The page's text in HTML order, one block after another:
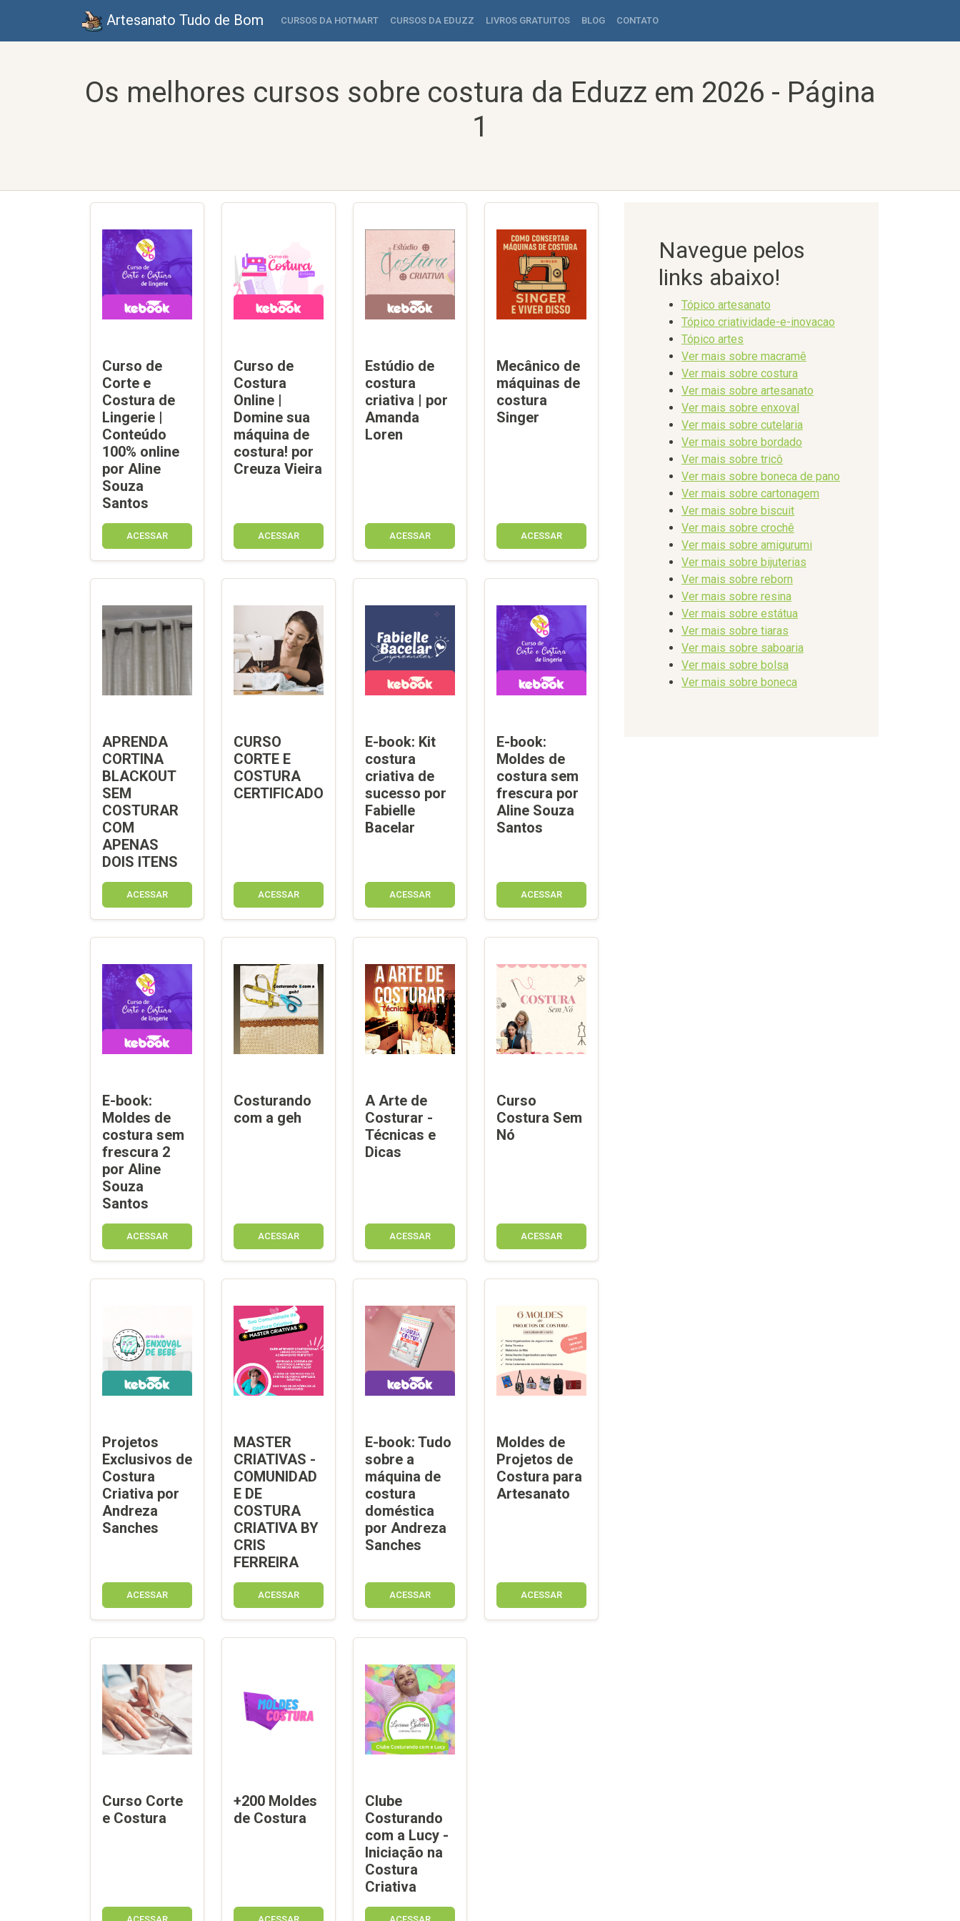
Artesanato Tudo de Bom CURSOS DA HOTMART CURSOS DA EDUZZ LIVROS GRATUITOS BLOG CONTATO
Os melhores cursos sobre costura da Eduzz em 2026 - Página
1
Curso de
Corte e
Costura de
Lingerie |
Conteúdo
100% online
por Aline
Souza
Santos
ACESSAR
Curso de
Costura
Online |
Domine sua
máquina de
costura! por
Creuza Vieira
ACESSAR
Estúdio de
costura
criativa | por
Amanda
Loren
ACESSAR
Mecânico de
máquinas de
costura
Singer
ACESSAR
APRENDA
CORTINA
BLACKOUT
SEM
COSTURAR
COM
APENAS
DOIS ITENS
ACESSAR
CURSO
CORTE E
COSTURA
CERTIFICADO
ACESSAR
E-book: Kit
costura
criativa de
sucesso por
Fabielle
Bacelar
ACESSAR
E-book:
Moldes de
costura sem
frescura por
Aline Souza
Santos
ACESSAR
E-book:
Moldes de
costura sem
frescura 2
por Aline
Souza
Santos
ACESSAR
Costurando
com a geh
ACESSAR
A Arte de
Costurar -
Técnicas e
Dicas
ACESSAR
Curso
Costura Sem
Nó
ACESSAR
Projetos
Exclusivos de
Costura
Criativa por
Andreza
Sanches
ACESSAR
MASTER
CRIATIVAS -
COMUNIDAD
E DE
COSTURA
CRIATIVA BY
CRIS
FERREIRA
ACESSAR
E-book: Tudo
sobre a
máquina de
costura
doméstica
por Andreza
Sanches
ACESSAR
Moldes de
Projetos de
Costura para
Artesanato
ACESSAR
Curso Corte
e Costura
+200 Moldes
de Costura
Clube
Costurando
com a Lucy -
Iniciação na
Costura
Criativa
Navegue pelos
links abaixo!
Tópico artesanato
Tópico criatividade-e-inovacao
Tópico artes
Ver mais sobre macramê
Ver mais sobre costura
Ver mais sobre artesanato
Ver mais sobre enxoval
Ver mais sobre cutelaria
Ver mais sobre bordado
Ver mais sobre tricô
Ver mais sobre boneca de pano
Ver mais sobre cartonagem
Ver mais sobre biscuit
Ver mais sobre crochê
Ver mais sobre amigurumi
Ver mais sobre bijuterias
Ver mais sobre reborn
Ver mais sobre resina
Ver mais sobre estátua
Ver mais sobre tiaras
Ver mais sobre saboaria
Ver mais sobre bolsa
Ver mais sobre boneca